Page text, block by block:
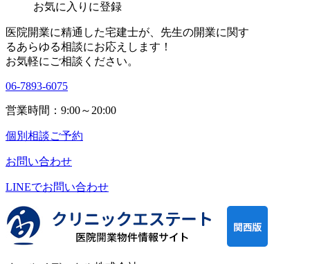
お気に入りに登録
医院開業に精通した宅建士が、 先生の開業に関す
るあらゆる相談にお応えします！
お気軽にご相談ください。
06-7893-6075
営業時間：9:00～20:00
個別相談ご予約
お問い合わせ
LINEでお問い合わせ